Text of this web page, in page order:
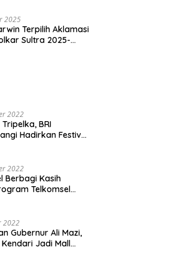
2025
Terpilih Aklamasi
Sultra 2025-
2022
BRI
Hadirkan Festival
2022
Berbagi Kasih
Telkomsel
2022
Gubernur Ali Mazi,
Jadi Mall